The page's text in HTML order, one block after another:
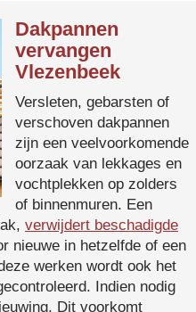
Dakpannen
vervangen
Vlezenbeek
Versleten, gebarsten of
verschoven dakpannen
zijn een veelvoorkomende
oorzaak van lekkages en
vochtplekken op zolders
of binnenmuren. Een
verwijdert beschadigde
nieuwe in hetzelfde of een
werken wordt ook het
Indien nodig
Dit voorkomt